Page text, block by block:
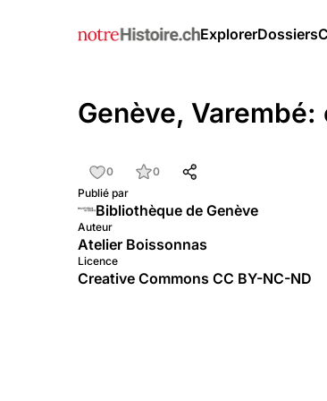
ExplorerDossiers
Genève,
0
0
Publié par
Bibliothèque de Genève
Auteur
Atelier Boissonnas
Licence
Creative Commons CC BY-NC-ND